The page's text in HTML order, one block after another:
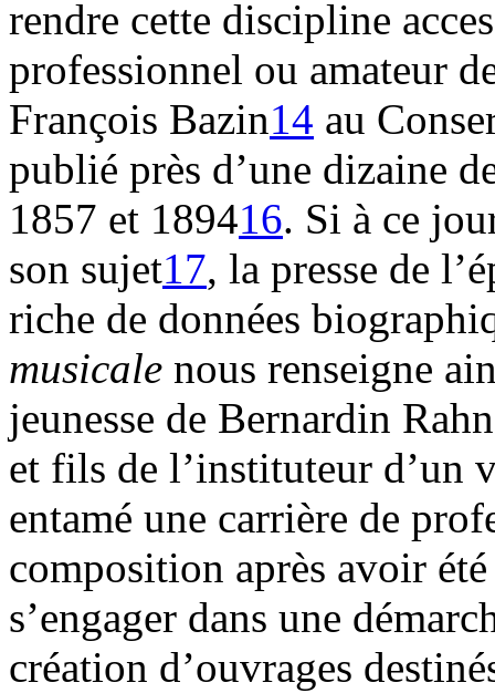
rendre cette discipline
professionnel ou amateur
François Bazin14 au
publié près d’une dizaine
1857 et 189416. Si à ce
son sujet17, la presse de
riche de données
musicale nous renseigne
jeunesse de Bernardin
et fils de l’instituteur d’un
entamé une carrière de
composition après avoir
s’engager dans une
création d’ouvrages